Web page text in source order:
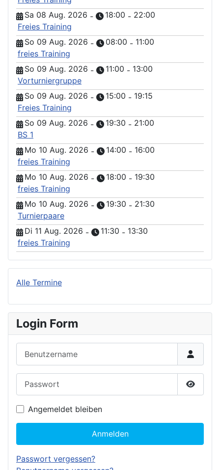
Sa 08 Aug. 2026 - 18:00 - 22:00
Freies Training
So 09 Aug. 2026 - 08:00 - 11:00
freies Training
So 09 Aug. 2026 - 11:00 - 13:00
Vorturniergruppe
So 09 Aug. 2026 - 15:00 - 19:15
Freies Training
So 09 Aug. 2026 - 19:30 - 21:00
BS 1
Mo 10 Aug. 2026 - 14:00 - 16:00
freies Training
Mo 10 Aug. 2026 - 18:00 - 19:30
freies Training
Mo 10 Aug. 2026 - 19:30 - 21:30
Turnierpaare
Di 11 Aug. 2026 - 11:30 - 13:30
freies Training
Alle Termine
Login Form
Angemeldet bleiben
Anmelden
Passwort vergessen?